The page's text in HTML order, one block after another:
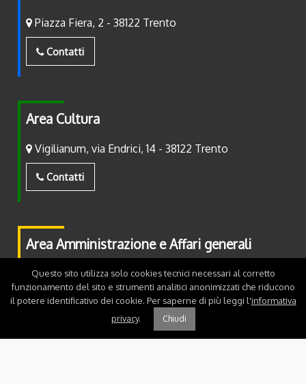
Piazza Fiera, 2 - 38122 Trento
Contatti
Area Cultura
Vigilianum, via Endrici, 14 - 38122 Trento
Contatti
Area Amministrazione e Affari generali
Piazza Fiera, 2 - 38122 Trento
Contatti
Questo sito utilizza solo cookies tecnici necessari al corretto
funzionamento del sito e strumenti analitici anonimizzati che riducono
il potere identificativo dei cookie. Per saperne di più leggi l'informativa
privacy. Chiudi